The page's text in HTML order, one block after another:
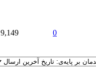
0
9,149